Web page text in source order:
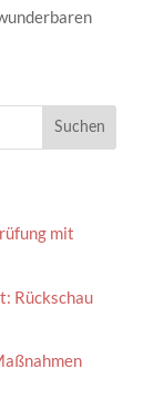
mit
Rückschau